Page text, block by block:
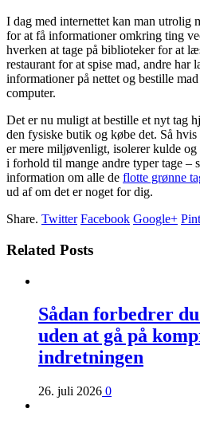
I dag med internettet kan man utrolig
for at få informationer omkring ting
hverken at tage på biblioteker for at
restaurant for at spise mad, andre har
informationer på nettet og bestille
computer.
Det er nu muligt at bestille et nyt tag
den fysiske butik og købe det. Så
er mere miljøvenligt, isolerer kulde
i forhold til mange andre typer tage –
information om alle de flotte grønne
ud af om det er noget for dig.
Share. Twitter Facebook Google+
Related Posts
Sådan forbedrer
uden at gå på
indretningen
26. juli 2026 0